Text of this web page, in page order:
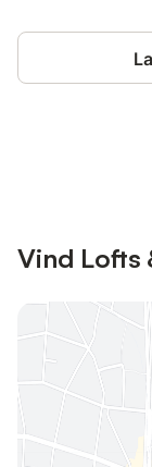
Vind Lofts